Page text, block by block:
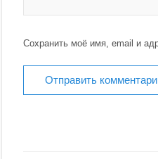
Сохранить моё имя, email и